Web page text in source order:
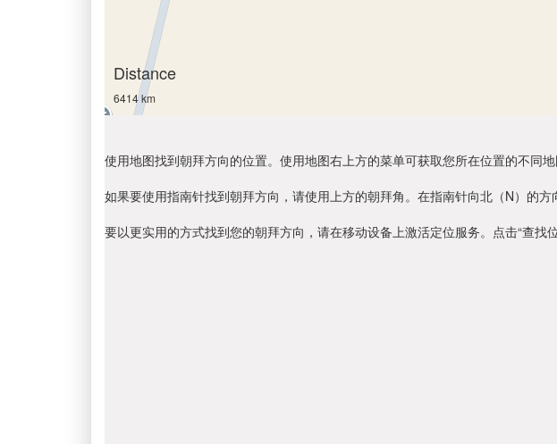
Distance
6414 km
使用地图找到朝拜方向的位置。使用地图右上方的菜单可获取您所在位置的不同地
如果要使用指南针找到朝拜方向，请使用上方的朝拜角。在指南针向北（N）的
要以更实用的方式找到您的朝拜方向，请在移动设备上激活定位服务。点击“查找